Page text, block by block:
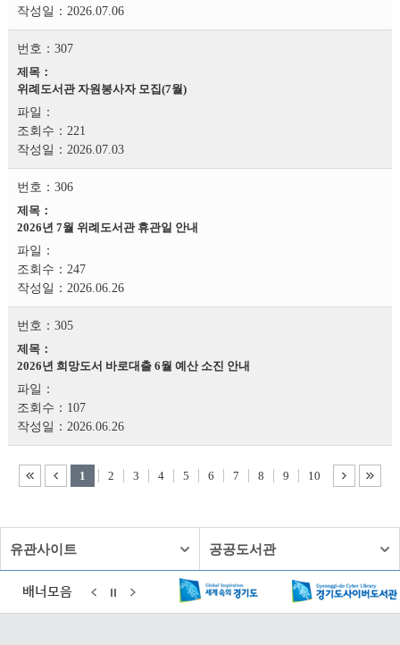
2026.07.06
307
위례도서관 자원봉사자 모집(7월)
221
2026.07.03
306
2026년 7월 위례도서관 휴관일 안내
247
2026.06.26
305
2026년 희망도서 바로대출 6월 예산 소진 안내
107
2026.06.26
1 2 3 4 5 6 7 8 9 10
유관사이트 공공도서관
배너모음